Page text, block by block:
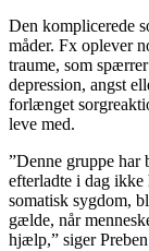
Den komplicerede
måder. Fx oplever
traume, som
depression, angst
forlænget
leve med.
”Denne gruppe har
efterladte i dag
somatisk sygdom,
gælde, når
hjælp,” siger